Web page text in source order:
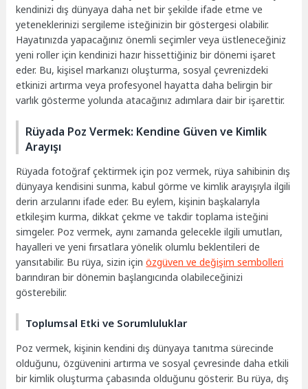
kendinizi dış dünyaya daha net bir şekilde ifade etme ve
yeteneklerinizi sergileme isteğinizin bir göstergesi olabilir.
Hayatınızda yapacağınız önemli seçimler veya üstleneceğiniz
yeni roller için kendinizi hazır hissettiğiniz bir dönemi işaret
eder. Bu, kişisel markanızı oluşturma, sosyal çevrenizdeki
etkinizi artırma veya profesyonel hayatta daha belirgin bir
varlık gösterme yolunda atacağınız adımlara dair bir işarettir.
Rüyada Poz Vermek: Kendine Güven ve Kimlik
Arayışı
Rüyada fotoğraf çektirmek için poz vermek, rüya sahibinin dış
dünyaya kendisini sunma, kabul görme ve kimlik arayışıyla ilgili
derin arzularını ifade eder. Bu eylem, kişinin başkalarıyla
etkileşim kurma, dikkat çekme ve takdir toplama isteğini
simgeler. Poz vermek, aynı zamanda gelecekle ilgili umutları,
hayalleri ve yeni fırsatlara yönelik olumlu beklentileri de
yansıtabilir. Bu rüya, sizin içinözgüven ve değişim sembolleri
barındıran bir dönemin başlangıcında olabileceğinizi
gösterebilir.
Toplumsal Etki ve Sorumluluklar
Poz vermek, kişinin kendini dış dünyaya tanıtma sürecinde
olduğunu, özgüvenini artırma ve sosyal çevresinde daha etkili
bir kimlik oluşturma çabasında olduğunu gösterir. Bu rüya, dış